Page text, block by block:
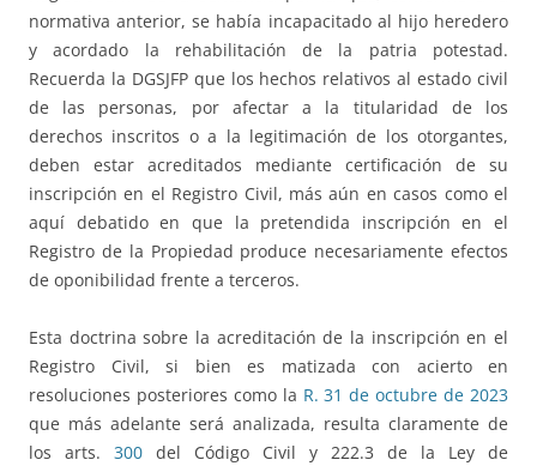
normativa anterior, se había incapacitado al hijo heredero
y acordado la rehabilitación de la patria potestad.
Recuerda la DGSJFP que los hechos relativos al estado civil
de las personas, por afectar a la titularidad de los
derechos inscritos o a la legitimación de los otorgantes,
deben estar acreditados mediante certificación de su
inscripción en el Registro Civil, más aún en casos como el
aquí debatido en que la pretendida inscripción en el
Registro de la Propiedad produce necesariamente efectos
de oponibilidad frente a terceros.
Esta doctrina sobre la acreditación de la inscripción en el
Registro Civil, si bien es matizada con acierto en
resoluciones posteriores como la R. 31 de octubre de 2023
que más adelante será analizada, resulta claramente de
los arts. 300 del Código Civil y 222.3 de la Ley de